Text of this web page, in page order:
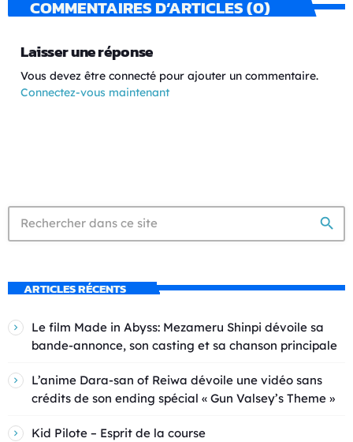
COMMENTAIRES D’ARTICLES (0)
Laisser une réponse
Vous devez être connecté pour ajouter un commentaire.
Connectez-vous maintenant
search
ARTICLES RÉCENTS
Le film Made in Abyss: Mezameru Shinpi dévoile sa
bande-annonce, son casting et sa chanson principale
L’anime Dara-san of Reiwa dévoile une vidéo sans
crédits de son ending spécial « Gun Valsey’s Theme »
Kid Pilote – Esprit de la course